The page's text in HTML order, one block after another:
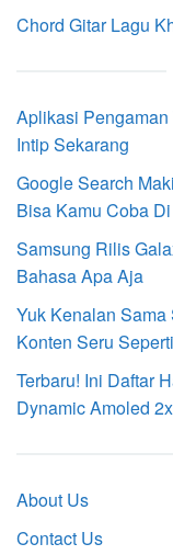
Chord Gitar Lagu
Aplikasi
Intip Sekarang
Google Search
Bisa Kamu Coba
Samsung Rilis
Bahasa Apa Aja
Yuk Kenalan
Konten Seru
Terbaru! Ini Daftar
Dynamic Amoled
About Us
Contact Us